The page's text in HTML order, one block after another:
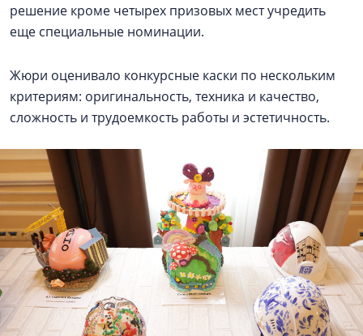
решение кроме четырех призовых мест учредить
еще специальные номинации.
Жюри оценивало конкурсные каски по нескольким
критериям: оригинальность, техника и качество,
сложность и трудоемкость работы и эстетичность.